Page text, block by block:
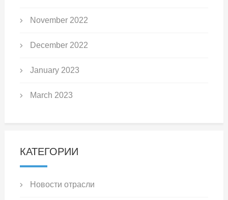
November 2022
December 2022
January 2023
March 2023
КАТЕГОРИИ
Новости отрасли